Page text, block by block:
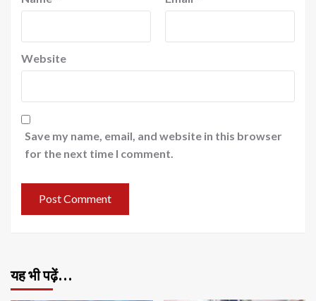
Website
Save my name, email, and website in this browser
for the next time I comment.
यह भी पढ़ें…